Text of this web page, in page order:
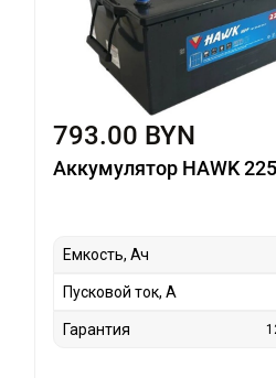
793.00 BYN
Аккумулятор HAWK 225
Емкость, Ач
Пусковой ток, А
Гарантия